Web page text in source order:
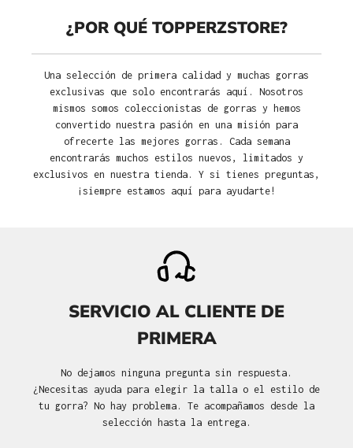
¿POR QUÉ TOPPERZSTORE?
Una selección de primera calidad y muchas gorras
exclusivas que solo encontrarás aquí. Nosotros
mismos somos coleccionistas de gorras y hemos
convertido nuestra pasión en una misión para
ofrecerte las mejores gorras. Cada semana
encontrarás muchos estilos nuevos, limitados y
exclusivos en nuestra tienda. Y si tienes preguntas,
¡siempre estamos aquí para ayudarte!
SERVICIO AL CLIENTE DE
PRIMERA
No dejamos ninguna pregunta sin respuesta.
¿Necesitas ayuda para elegir la talla o el estilo de
tu gorra? No hay problema. Te acompañamos desde la
selección hasta la entrega.